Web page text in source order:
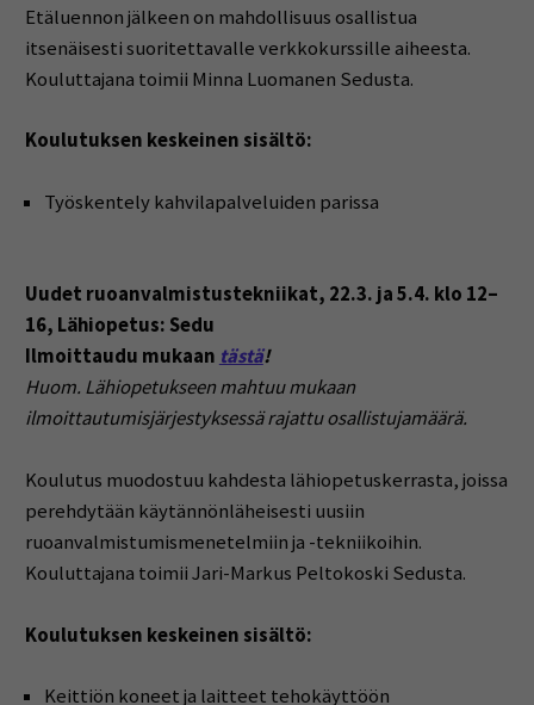
Etäluennon jälkeen on mahdollisuus osallistua
itsenäisesti suoritettavalle verkkokurssille aiheesta.
Kouluttajana toimii Minna Luomanen Sedusta.
Koulutuksen keskeinen sisältö:
Työskentely kahvilapalveluiden parissa
Uudet ruoanvalmistustekniikat, 22.3. ja 5.4. klo 12–
16, Lähiopetus: Sedu
Ilmoittaudu mukaan tästä!
Huom. Lähiopetukseen mahtuu mukaan
ilmoittautumisjärjestyksessä rajattu osallistujamäärä.
Koulutus muodostuu kahdesta lähiopetuskerrasta, joissa
perehdytään käytännönläheisesti uusiin
ruoanvalmistumismenetelmiin ja -tekniikoihin.
Kouluttajana toimii Jari-Markus Peltokoski Sedusta.
Koulutuksen keskeinen sisältö:
Keittiön koneet ja laitteet tehokäyttöön